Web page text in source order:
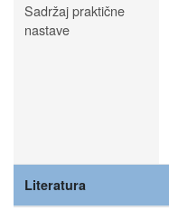
Sadržaj praktične
nastave
Literatura